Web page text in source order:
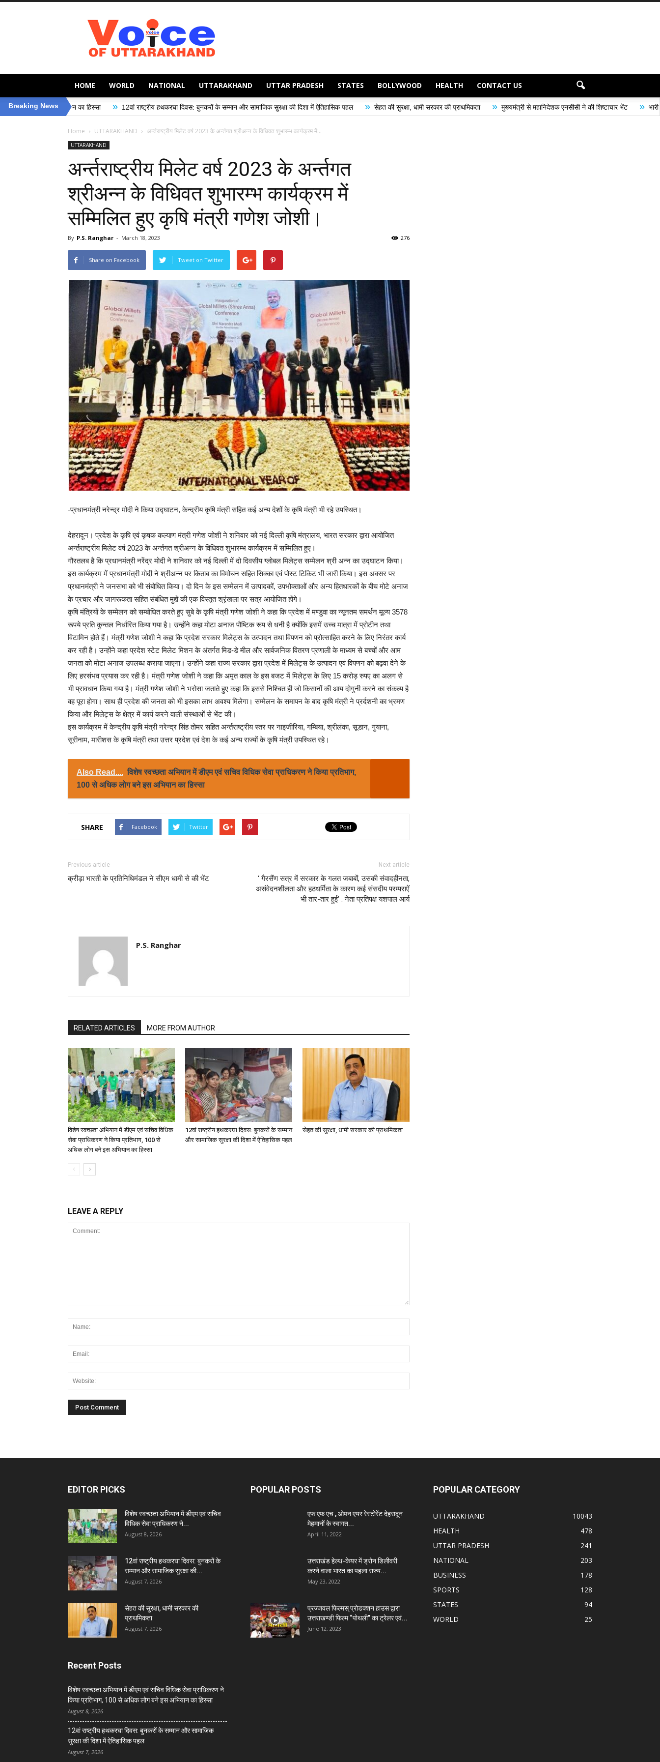
Voice
of
Uttarakhand
HOME WORLD NATIONAL UTTARAKHAND UTTAR PRADESH STATES BOLLYWOOD HEALTH CONTACT US
Breaking News
का हिस्सा » 12वां राष्ट्रीय हथकरघा दिवस: बुनकरों के सम्मान और सामाजिक सुरक्षा की दिशा में ऐतिहासिक पहल » सेहत की सुरक्षा, धामी सरकार की प्राथमिकता » मुख्यमंत्री से महानिदेशक एनसीसी ने की शिष्टाचार भेंट » भारी से बहुत भारी वर्षा की
Home UTTARAKHAND अर्न्तराष्ट्रीय मिलेट वर्ष 2023 के अर्न्तगत श्रीअन्न के विधिवत शुभारम्भ कार्यक्रम में...
UTTARAKHAND
अर्न्तराष्ट्रीय मिलेट वर्ष 2023 के अर्न्तगत
श्रीअन्न के विधिवत शुभारम्भ कार्यक्रम में
सम्मिलित हुए कृषि मंत्री गणेश जोशी।
By P.S. Ranghar - March 18, 2023 276
Share on Facebook Tweet on Twitter
-प्रधानमंत्री नरेन्द्र मोदी ने किया उद्घाटन, केन्द्रीय कृषि मंत्री सहित कई अन्य देशों के कृषि मंत्री भी रहे उपस्थित।
देहरादून। प्रदेश के कृषि एवं कृषक कल्याण मंत्री गणेश जोशी ने शनिवार को नई दिल्ली कृषि मंत्रालय, भारत सरकार द्वारा आयोजित
अर्न्तराष्ट्रीय मिलेट वर्ष 2023 के अर्न्तगत श्रीअन्न के विधिवत शुभारम्भ कार्यक्रम में सम्मिलित हुए।
गौरतलब है कि प्रधानमंत्री नरेंद्र मोदी ने शनिवार को नई दिल्ली में दो दिवसीय ग्लोबल मिलेट्स सम्मेलन श्री अन्न का उद्घाटन किया।
इस कार्यक्रम में प्रधानमंत्री मोदी ने श्रीअन्न पर किताब का विमोचन सहित सिक्का एवं पोस्ट टिकिट भी जारी किया। इस अवसर पर
प्रधानमंत्री ने जनसभा को भी संबोधित किया। दो दिन के इस सम्मेलन में उत्पादकों, उपभोक्ताओं और अन्य हितधारकों के बीच मोटे अनाज
के प्रचार और जागरूकता सहित संबंधित मुद्दों की एक विस्तृत श्रृंखला पर सत्र आयोजित होंगे।
कृषि मंत्रियों के सम्मेलन को सम्बोधित करते हुए सुबे के कृषि मंत्री गणेश जोशी ने कहा कि प्रदेश में मण्डुवा का न्यूनतम समर्थन मूल्य 3578
रूपये प्रति कुन्तल निर्धारित किया गया है। उन्होंने कहा मोटा अनाज पौष्टिक रूप से धनी है क्योंकि इसमें उच्च मात्रा में प्रोटीन तथा
विटामिन होते हैं। मंत्री गणेश जोशी ने कहा कि प्रदेश सरकार मिलेट्स के उत्पादन तथा विपणन को प्रोत्साहित करने के लिए निरंतर कार्य
कर रही है। उन्होंने कहा प्रदेश स्टेट मिलेट मिशन के अंतर्गत मिड-डे मील और सार्वजनिक वितरण प्रणाली के माध्यम से बच्चों और आम
जनता को मोटा अनाज उपलब्ध कराया जाएगा। उन्होंने कहा राज्य सरकार द्वारा प्रदेश में मिलेट्स के उत्पादन एवं विपणन को बढ़वा देने के
लिए हरसंभव प्रयास कर रही है। मंत्री गणेश जोशी ने कहा कि अमृत काल के इस बजट में मिलेट्स के लिए 15 करोड़ रुपए का अलग से
भी प्रावधान किया गया है। मंत्री गणेश जोशी ने भरोसा जताते हुए कहा कि इससे निश्चित ही जो किसानों की आय दोगुनी करने का संकल्प है
वह पूरा होगा। साथ ही प्रदेश की जनता को भी इसका लाभ अवश्य मिलेगा। सम्मेलन के समापन के बाद कृषि मंत्री ने प्रर्दशनी का भ्रमण
किया और मिलेट्स के क्षेत्र में कार्य करने वाली संस्थाओं से भेंट की।
इस कार्यक्रम में केन्द्रीय कृषि मंत्री नरेन्द्र सिंह तोमर सहित अर्न्तराष्ट्रीय स्तर पर नाइजीरिया, गम्बिया, श्रीलंका, सूडान, गुयाना,
सूरीनाम, मारीशस के कृषि मंत्री तथा उत्तर प्रदेश एवं देश के कई अन्य राज्यों के कृषि मंत्री उपस्थित रहे।
Also Read.... विशेष स्वच्छता अभियान में डीएम एवं सचिव विधिक सेवा प्राधिकरण ने किया प्रतिभाग,
100 से अधिक लोग बने इस अभियान का हिस्सा
SHARE Facebook Twitter
Previous article
क्रीड़ा भारती के प्रतिनिधिमंडल ने सीएम धामी से की भेंट
Next article
‘ गैरसैंण सत्र में सरकार के गलत जबाबों, उसकी संवादहीनता,
असंवेदनशीलता और हठधर्मिता के कारण कई संसदीय परम्पराऐं
भी तार-तार हुई’ : नेता प्रतिपक्ष यशपाल आर्य
P.S. Ranghar
RELATED ARTICLES MORE FROM AUTHOR
विशेष स्वच्छता अभियान में डीएम एवं सचिव विधिक
सेवा प्राधिकरण ने किया प्रतिभाग, 100 से
अधिक लोग बने इस अभियान का हिस्सा
12वां राष्ट्रीय हथकरघा दिवस: बुनकरों के सम्मान
और सामाजिक सुरक्षा की दिशा में ऐतिहासिक पहल
सेहत की सुरक्षा, धामी सरकार की प्राथमिकता
LEAVE A REPLY
EDITOR PICKS
विशेष स्वच्छता अभियान में डीएम एवं सचिव
विधिक सेवा प्राधिकरण ने...
August 8, 2026
12वां राष्ट्रीय हथकरघा दिवस: बुनकरों के
सम्मान और सामाजिक सुरक्षा की...
August 7, 2026
सेहत की सुरक्षा, धामी सरकार की
प्राथमिकता
August 7, 2026
Recent Posts
विशेष स्वच्छता अभियान में डीएम एवं सचिव विधिक सेवा प्राधिकरण ने
किया प्रतिभाग, 100 से अधिक लोग बने इस अभियान का हिस्सा
August 8, 2026
12वां राष्ट्रीय हथकरघा दिवस: बुनकरों के सम्मान और सामाजिक
सुरक्षा की दिशा में ऐतिहासिक पहल
August 7, 2026
POPULAR POSTS
एफ एफ एच , ओपन एयर रेस्टोरेंट देहरादून
मेहमानों के स्वागत...
April 11, 2022
उत्तराखंड हेल्थ-केयर में ड्रोन डिलीवरी
करने वाला भारत का पहला राज्य...
May 23, 2022
प्रज्जवल फिल्मस् प्रोडक्शन हाउस द्वारा
उत्तराखण्डी फिल्म “पोथली” का ट्रेलर एवं...
June 12, 2023
POPULAR CATEGORY
UTTARAKHAND
10043
HEALTH
478
UTTAR PRADESH
241
NATIONAL
203
BUSINESS
178
SPORTS
128
STATES
94
WORLD
25